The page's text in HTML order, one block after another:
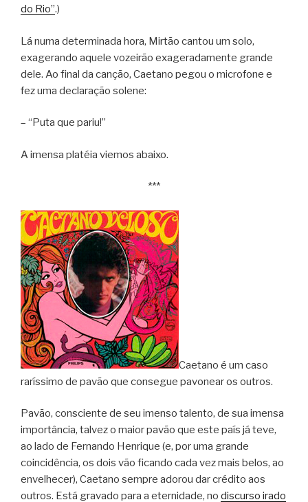
do Rio”.)
Lá numa determinada hora, Mirtão cantou um solo,
exagerando aquele vozeirão exageradamente grande
dele. Ao final da canção, Caetano pegou o microfone e
fez uma declaração solene:
– “Puta que pariu!”
A imensa platéia viemos abaixo.
***
Caetano é um caso
raríssimo de pavão que consegue pavonear os outros.
Pavão, consciente de seu imenso talento, de sua imensa
importância, talvez o maior pavão que este país já teve,
ao lado de Fernando Henrique (e, por uma grande
coincidência, os dois vão ficando cada vez mais belos, ao
envelhecer), Caetano sempre adorou dar crédito aos
outros. Está gravado para a eternidade, no discurso irado